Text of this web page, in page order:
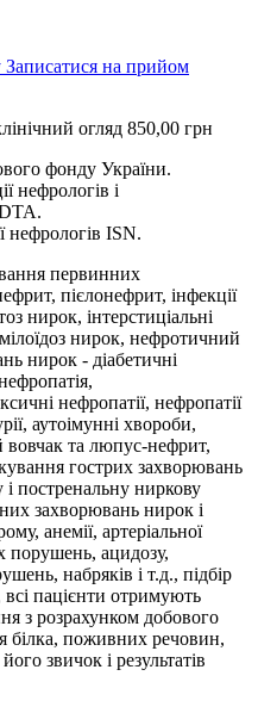
Записатися на прийом
огляд 850,00 грн
фонду України.
нефрологів і
нефрологів ISN.
первинних
пієлонефрит, інфекції
нирок, інтерстиціальні
нирок, нефротичний
нирок - діабетичні
нефропатії, нефропатії
аутоімунні хвороби,
та люпус-нефрит,
гострих захворювань
постренальну ниркову
захворювань нирок і
анемії, артеріальної
порушень, ацидозу,
набряків і т.д., підбір
всі пацієнти отримують
з розрахунком добового
білка, поживних речовин,
звичок і результатів